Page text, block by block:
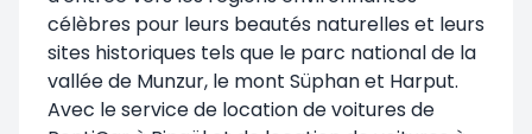
célèbres pour leurs beautés naturelles et leurs
sites historiques tels que le parc national de la
vallée de Munzur, le mont Süphan et Harput.
Avec le service de location de voitures de